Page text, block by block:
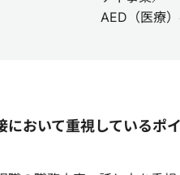
AED（医療
において重視しているポ